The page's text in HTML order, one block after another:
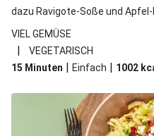
dazu Ravigote-Soße und
VIEL GEMÜSE
|
VEGETARISCH
15 Minuten | Einfach | 1002